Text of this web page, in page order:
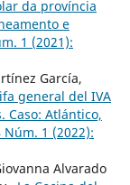
da província
e
1 (2021):
García,
general del IVA
Caso: Atlántico,
Núm. 1 (2022):
Alvarado